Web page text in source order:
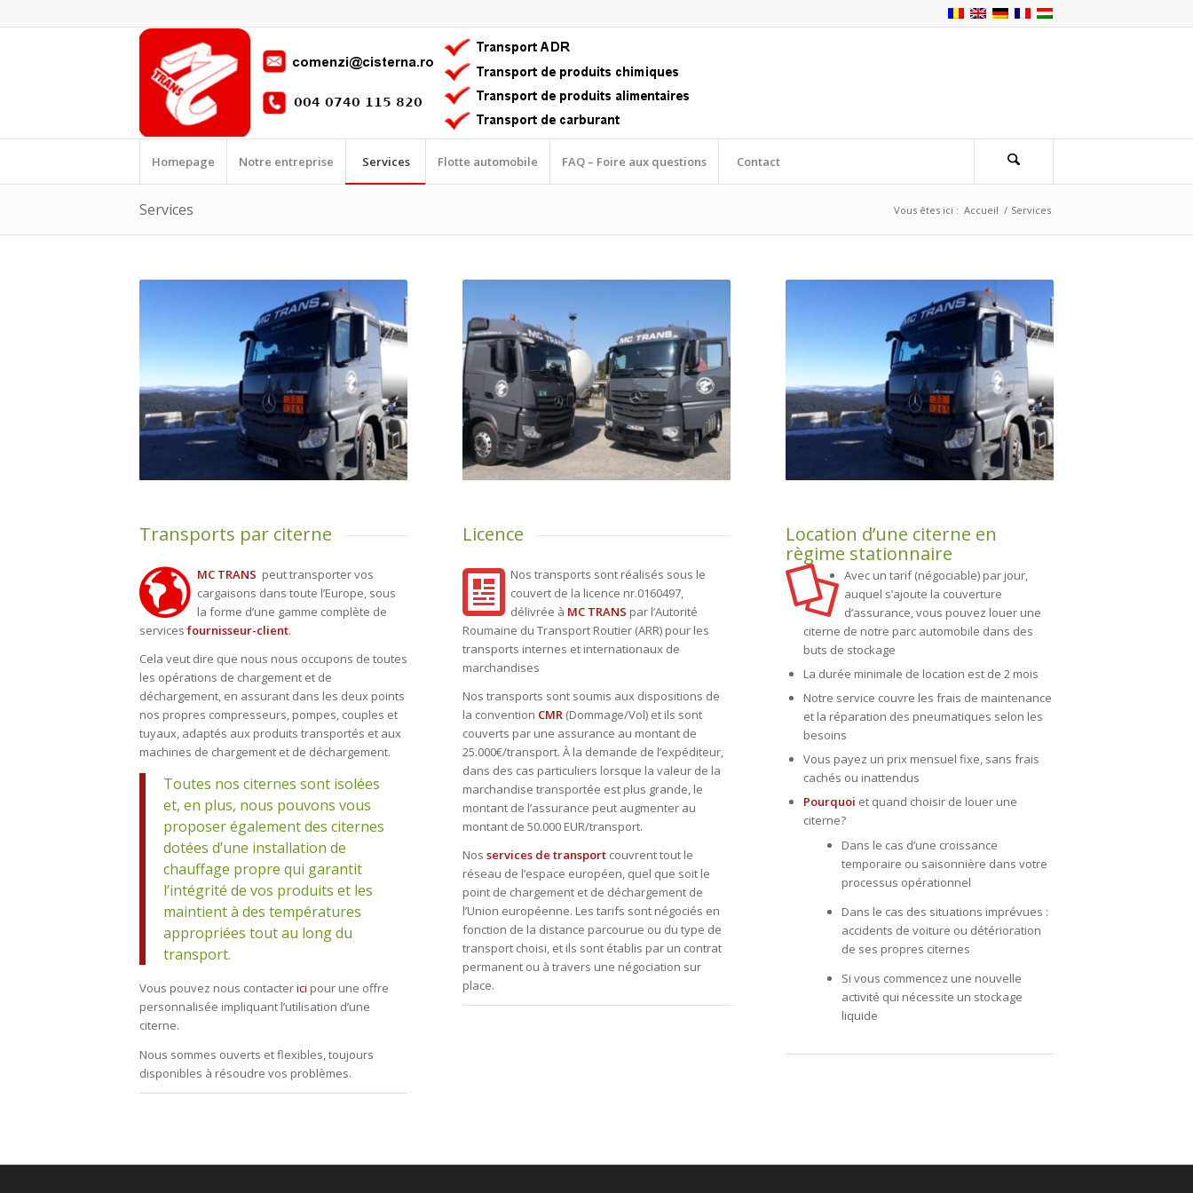
Homepage Notre entreprise Services Flotte automobile FAQ – Foire aux questions Contact
Services Vous êtes ici : Accueil / Services
Transports par citerne
MC TRANS peut transporter vos
cargaisons dans toute l’Europe, sous
la forme d’une gamme complète de
services fournisseur-client.
Cela veut dire que nous nous occupons de toutes
les opérations de chargement et de
déchargement, en assurant dans les deux points
nos propres compresseurs, pompes, couples et
tuyaux, adaptés aux produits transportés et aux
machines de chargement et de déchargement.
Toutes nos citernes sont isolées
et, en plus, nous pouvons vous
proposer également des citernes
dotées d’une installation de
chauffage propre qui garantit
l’intégrité de vos produits et les
maintient à des températures
appropriées tout au long du
transport.
Vous pouvez nous contacterici pour une offre
personnalisée impliquant l’utilisation d’une
citerne.
Nous sommes ouverts et flexibles, toujours
disponibles à résoudre vos problèmes.
Licence
Nos transports sont réalisés sous le
couvert de la licence nr.0160497,
délivrée à MC TRANS par l’Autorité
Roumaine du Transport Routier (ARR) pour les
transports internes et internationaux de
marchandises
Nos transports sont soumis aux dispositions de
la convention CMR(Dommage/Vol) et ils sont
couverts par une assurance au montant de
25.000€/transport. À la demande de l’expéditeur,
dans des cas particuliers lorsque la valeur de la
marchandise transportée est plus grande, le
montant de l’assurance peut augmenter au
montant de 50.000 EUR/transport.
Nos services de transportcouvrent tout le
réseau de l’espace européen, quel que soit le
point de chargement et de déchargement de
l’Union européenne. Les tarifs sont négociés en
fonction de la distance parcourue ou du type de
transport choisi, et ils sont établis par un contrat
permanent ou à travers une négociation sur
place.
Location d’une citerne en
règime stationnaire
Avec un tarif (négociable) par jour,
auquel s’ajoute la couverture
d’assurance, vous pouvez louer une
citerne de notre parc automobile dans des
buts de stockage
La durée minimale de location est de 2 mois
Notre service couvre les frais de maintenance
et la réparation des pneumatiques selon les
besoins
Vous payez un prix mensuel fixe, sans frais
cachés ou inattendus
Pourquoi et quand choisir de louer une
citerne?
Dans le cas d’une croissance
temporaire ou saisonnière dans votre
processus opérationnel
Dans le cas des situations imprévues :
accidents de voiture ou détérioration
de ses propres citernes
Si vous commencez une nouvelle
activité qui nécessite un stockage
liquide